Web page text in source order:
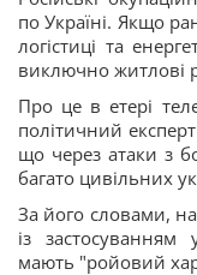
по Україні. Якщо
логістиці та
виключно житлові
Про це в етері
політичний
що через атаки з
багато цивільних
За його словами,
із
мають "ройовий